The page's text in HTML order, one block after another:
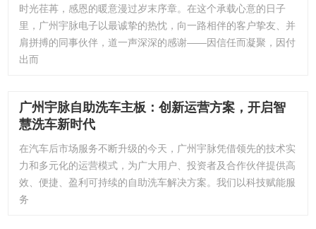
时光荏苒，感恩的暖意漫过岁末序章。在这个承载心意的日子
里，广州宇脉电子以最诚挚的热忱，向一路相伴的客户挚友、并
肩拼搏的同事伙伴，道一声深深的感谢——因信任而凝聚，因付
出而
广州宇脉自助洗车主板：创新运营方案，开启智
慧洗车新时代
在汽车后市场服务不断升级的今天，广州宇脉凭借领先的技术实
力和多元化的运营模式，为广大用户、投资者及合作伙伴提供高
效、便捷、盈利可持续的自助洗车解决方案。我们以科技赋能服
务